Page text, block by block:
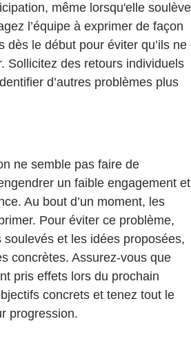
même lorsqu'elle soulève
l’équipe à exprimer de façon
dès le début pour éviter qu’ils ne
Sollicitez des retours individuels
d’autres problèmes plus
ne semble pas faire de
un faible engagement et
Au bout d’un moment, les
Pour éviter ce problème,
et les idées proposées,
concrètes. Assurez-vous que
pris effets lors du prochain
concrets et tenez tout le
progression.